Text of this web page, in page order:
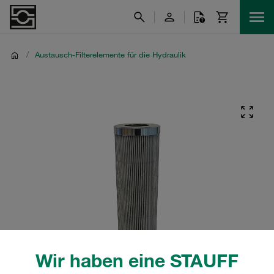
Wir haben eine STAUFF
/ Austausch-Filterelemente für die Hydraulik